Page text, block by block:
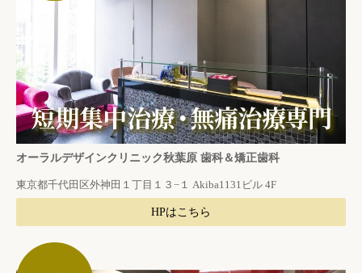
オーラルデザインクリニック秋葉原 歯科＆矯正歯科
東京都千代田区外神田１丁目１３−１ Akiba1131ビル 4F
HPはこちら